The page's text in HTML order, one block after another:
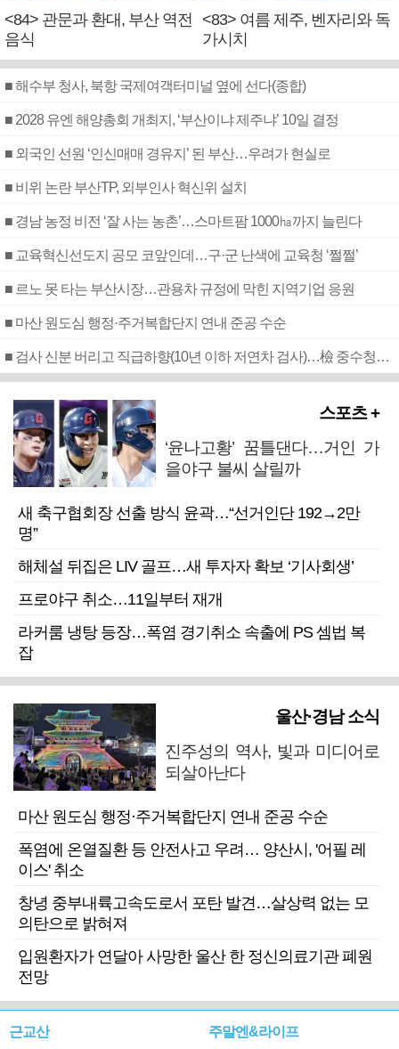
<84> 관문과 환대, 부산 역전
음식
<83> 여름 제주, 벤자리와 독
가시치
■ 해수부 청사, 북항 국제여객터미널 옆에 선다(종합)
■ 2028 유엔 해양총회 개최지, ‘부산이냐 제주냐’ 10일 결정
■ 외국인 선원 ‘인신매매 경유지’ 된 부산…우려가 현실로
■ 비위 논란 부산TP, 외부인사 혁신위 설치
■ 경남 농정 비전 ‘잘 사는 농촌’…스마트팜 1000㏊까지 늘린다
■ 교육혁신선도지 공모 코앞인데…구·군 난색에 교육청 ‘쩔쩔’
■ 르노 못 타는 부산시장…관용차 규정에 막힌 지역기업 응원
■ 마산 원도심 행정·주거복합단지 연내 준공 수순
■ 검사 신분 버리고 직급하향(10년 이하 저연차 검사)…檢 중수청행 기피
스포츠 +
‘윤나고황’ 꿈틀댄다…거인 가
을야구 불씨 살릴까
새 축구협회장 선출 방식 윤곽…“선거인단 192→2만
명”
해체설 뒤집은 LIV 골프…새 투자자 확보 ‘기사회생’
프로야구 취소…11일부터 재개
라커룸 냉탕 등장…폭염 경기취소 속출에 PS 셈법 복
잡
울산·경남 소식
진주성의 역사, 빛과 미디어로
되살아난다
마산 원도심 행정·주거복합단지 연내 준공 수순
폭염에 온열질환 등 안전사고 우려… 양산시, '어필 레
이스' 취소
창녕 중부내륙고속도로서 포탄 발견…살상력 없는 모
의탄으로 밝혀져
입원환자가 연달아 사망한 울산 한 정신의료기관 폐원
전망
근교산 주말엔&라이프